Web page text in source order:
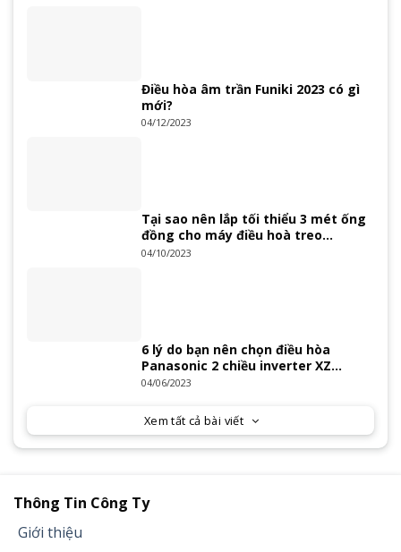
Điều hòa âm trần Funiki 2023 có gì
mới?
04/12/2023
Tại sao nên lắp tối thiểu 3 mét ống
đồng cho máy điều hoà treo
tường?
04/10/2023
6 lý do bạn nên chọn điều hòa
Panasonic 2 chiều inverter XZ
Series 2023
04/06/2023
Xem tất cả bài viết
Thông Tin Công Ty
Giới thiệu